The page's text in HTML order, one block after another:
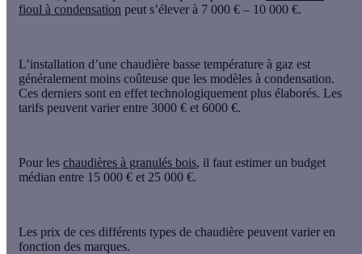
fioul à condensation peut s’élever à 7 000 € – 10 000 €.
L’installation d’une chaudière basse température à gaz est
généralement moins coûteuse que les modèles à condensation.
Ces derniers sont en effet technologiquement plus élaborés. Les
tarifs peuvent varier entre 3000 € et 6000 €.
Pour les chaudières à granulés bois, il faut estimer un budget
médian entre 15 000 € et 25 000 €.
Les prix de ces différents types de chaudière peuvent varier en
fonction des marques.